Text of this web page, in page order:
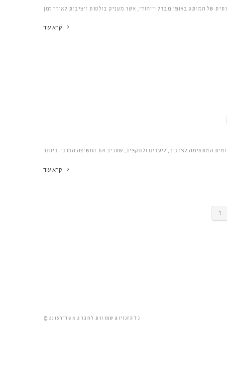
של המותג באופן מבדל וייחודי, אשר מעניק בולטות ויציבות לאורך זמן
קרא עוד
המתאימה לצרכים, ליעדים ולתקציב, שתניב את החשיפה הטובה ביותר
קרא עוד
1
© 2016 כל הזכויות שמורות לחברת אשדיר